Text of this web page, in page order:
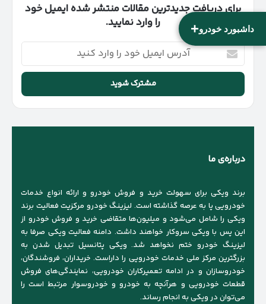
+داشبورد خودرو
برای دریافت جدیدترین مقالات منتشر شده ایمیل خود
را وارد نمایید.
آدرس
ایمیل
خود
وارد
کنید
درباره‌ی ما
برند ویکی برای سهولت خرید و فروش خودرو و ارائه انواع خدمات
خودرویی پا به عرصه گذاشته است. لیزینگ خودرو مرکزیت فعالیت برند
ویکی را شامل می‌شود و میلیون‌ها متقاضی خرید و فروش خودرو از
این پس با ویکی سروکار خواهند داشت. دامنه فعالیت ویکی صرفا به
لیزینگ خودرو ختم نخواهد شد. ویکی پتانسیل تبدیل شدن به
بزرگترین مرکز ملی خدمات خودرویی را داراست. خریداران، فروشندگان،
خودروسازان و در ادامه تعمیرکاران خودرویی، نمایندگی‌های فروش
قطعات خودرویی و هرآنچه به خودرو و خودروسوار مرتبط است را
می‌توان در ویکی به انجام رساند.